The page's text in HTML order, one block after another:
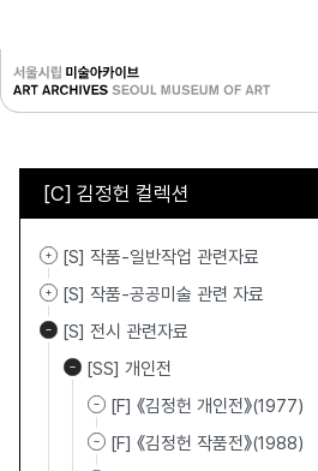
[C] 김정헌 컬렉션
[S] 작품-일반작업 관련자료
[S] 작품-공공미술 관련 자료
[S] 전시 관련자료
[SS] 개인전
[F] 《김정헌 개인전》(1977)
[F] 《김정헌 작품전》(1988)